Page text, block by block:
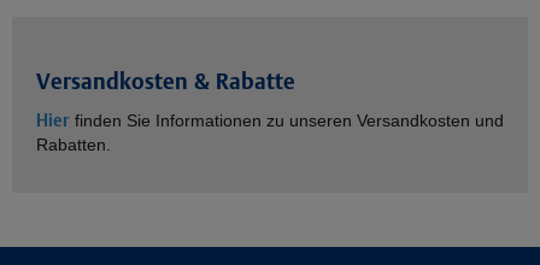
Versandkosten & Rabatte
Hier finden Sie Informationen zu unseren Versandkosten und
Rabatten.